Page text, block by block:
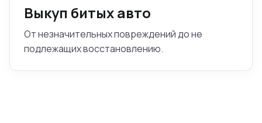
Выкуп битых авто
От незначительных повреждений до не
подлежащих восстановлению.